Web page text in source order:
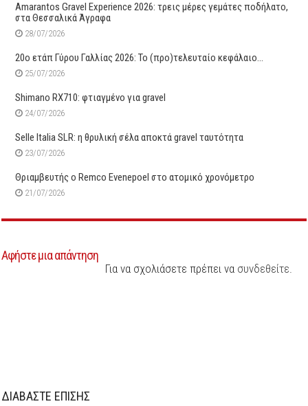
Amarantos Gravel Experience 2026: τρεις μέρες γεμάτες ποδήλατο,
στα Θεσσαλικά Άγραφα
28/07/2026
20ο ετάπ Γύρου Γαλλίας 2026: Το (προ)τελευταίο κεφάλαιο…
25/07/2026
Shimano RX710: φτιαγμένο για gravel
24/07/2026
Selle Italia SLR: η θρυλική σέλα αποκτά gravel ταυτότητα
23/07/2026
Θριαμβευτής ο Remco Evenepoel στο ατομικό χρονόμετρο
21/07/2026
Αφήστε μια απάντηση
Για να σχολιάσετε πρέπει να συνδεθείτε.
ΔΙΑΒΑΣΤΕ ΕΠΙΣΗΣ